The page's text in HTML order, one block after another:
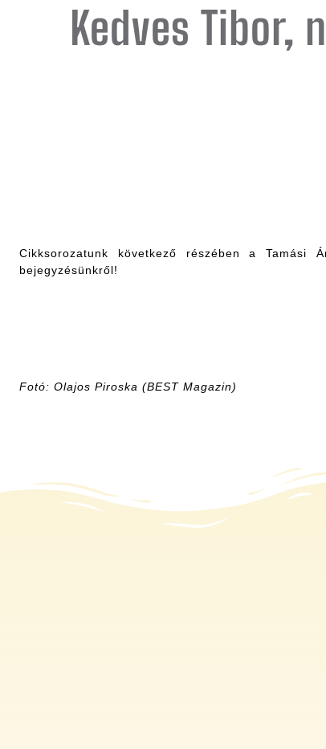
Kedves Tibor,
Cikksorozatunk következő részében a Tamási
bejegyzésünkről!
Fotó: Olajos Piroska (BEST Magazin)